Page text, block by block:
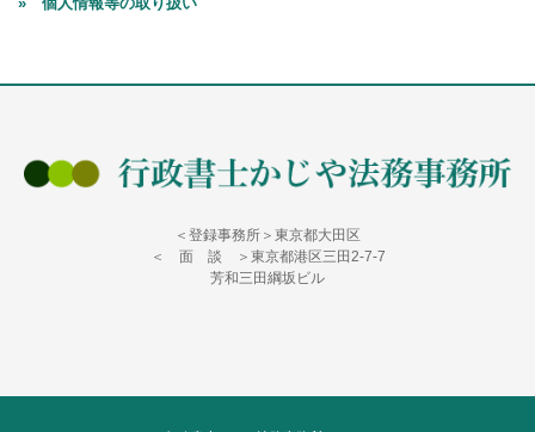
» 個人情報等の取り扱い
＜登録事務所＞東京都大田区
＜ 面 談 ＞東京都港区三田2-7-7
芳和三田綱坂ビル